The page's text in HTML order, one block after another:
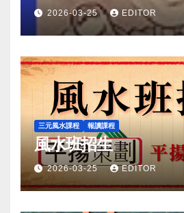
2026-03-25 EDITOR
三元風水課程 報讀課程
風水班招生
2026-03-25 EDITOR